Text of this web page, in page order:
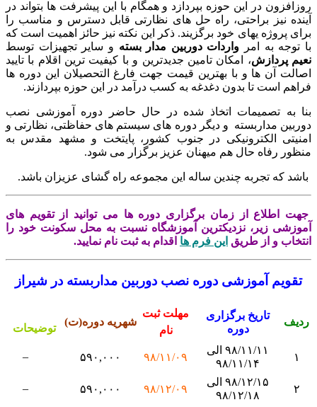
در این حوزه بپردازد و همگام با این پیشرفت ها بتواند در
نیز براحتی، راه حل های نظارتی قابل دسترس و مناسب را
پروژه یهای خود برگزیند. ذکر این نکته نیز حائز اهمیت است که
توجه به امرواردات دوربین مدار بستهو سایر تجهیزات توسط
پردازش، امکان تامین جدیدترین و با کیفیت ترین اقلام با تایید
آن ها و با بهترین قیمت جهت فارغ التحصیلان این دوره ها
است تا بدون دغدغه به کسب درآمد در این حوزه بپردازند.
به تصمیمات اتخاذ شده در حال حاضر دوره آموزشی نصب
مداربسته و دیگر دوره های سیستم های حفاظتی، نظارتی و
الکترونیکی در جنوب کشور، پایتخت و مشهد مقدس به
رفاه حال هم میهنان عزیز برگزار می شود.
که تجربه چندین ساله این مجموعه راه گشای عزیزان باشد.
اطلاع از زمان برگزاری دوره ها می توانید از تقویم های
زیر، نزدیکترین آموزشگاه نسبت به محل سکونت خود را
و از طریقاین فرم ها اقدام به ثبت نام نمایید.
تقویم آموزشی دوره نصب دوربین مداربسته در شیراز
تاریخ برگزاری
دوره
مهلت ثبت
نام
شهریه دوره(ت)
توضیحات
۹۸/۱۱/۱۱ الی
۹۸/۱۱/۱۴
۹۸/۱۱/۰۹ ۵۹۰,۰۰۰
۹۸/۱۲/۱۵ الی
۹۸/۱۲/۱۸
۹۸/۱۲/۰۹ ۵۹۰,۰۰۰